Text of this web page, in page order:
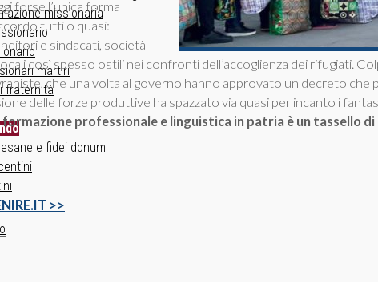
missionaria
martiri
fraternità
e fidei donum
forse l’unica forma
tutti o quasi:
e sindacati, società
così spesso ostili nei confronti dell’accoglienza dei rifugiati.
che una volta al governo hanno approvato un decreto che
delle forze produttive ha spazzato via quasi per incanto i
professionale e linguistica in patria è un tassello di
>>